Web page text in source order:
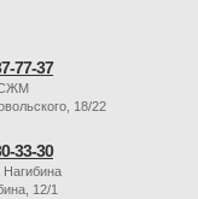
77-37
18/22
33-30
12/1